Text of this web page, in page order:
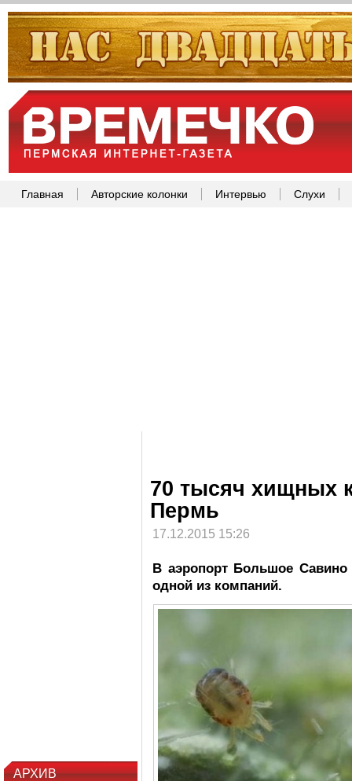
Главная Авторские колонки Интервью Слухи
АРХИВ
70 тысяч хищных
Пермь
17.12.2015 15:26
В аэропорт Большое Савино
одной из компаний.